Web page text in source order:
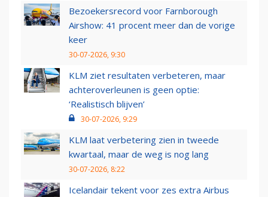
Bezoekersrecord voor Farnborough
Airshow: 41 procent meer dan de vorige
keer
30-07-2026, 9:30
KLM ziet resultaten verbeteren, maar
achteroverleunen is geen optie:
‘Realistisch blijven’
30-07-2026, 9:29
KLM laat verbetering zien in tweede
kwartaal, maar de weg is nog lang
30-07-2026, 8:22
Icelandair tekent voor zes extra Airbus